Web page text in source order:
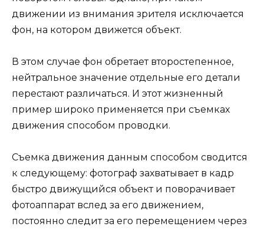
движении из внимания зрителя исключается
фон, на котором движется объект.
В этом случае фон обретает второстепенное,
нейтральное значение отдельные его детали
перестают различаться. И этот жизненный
пример широко применяется при съемках
движения способом проводки.
Съемка движения данным способом сводится
к следующему: фотограф захватывает в кадр
быстро движущийся объект и поворачивает
фотоаппарат вслед за его движением,
постоянно следит за его перемещением через